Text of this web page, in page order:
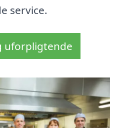
service.
uforpligtende